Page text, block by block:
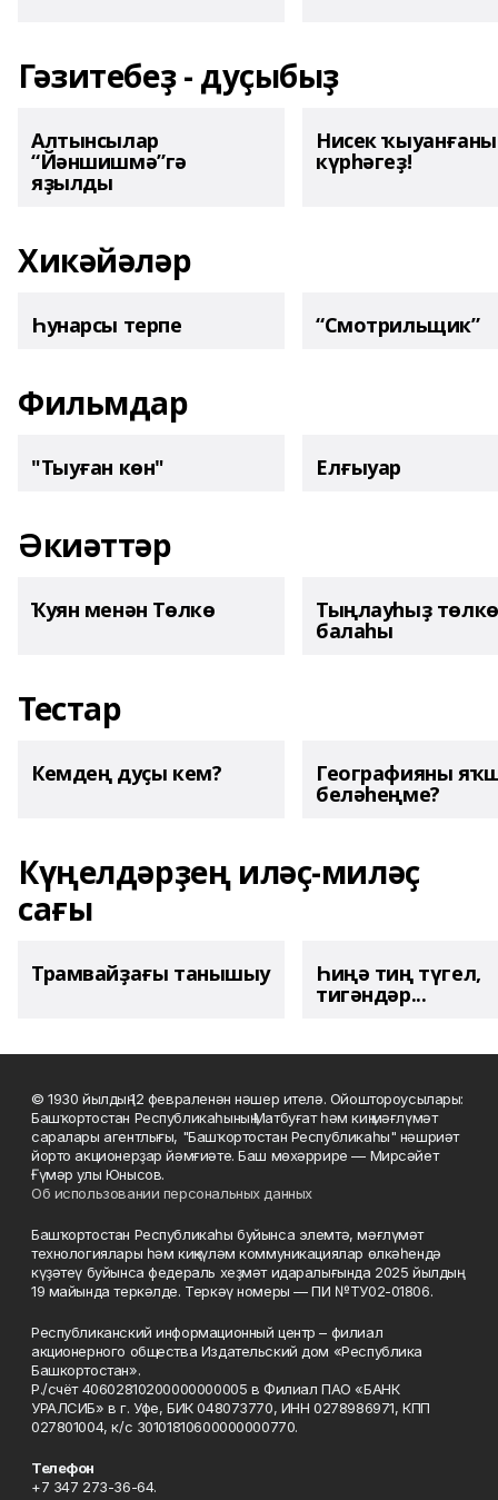
Гәзитебеҙ - дуҫыбыҙ
Алтынсылар
“Йәншишмә”гә
яҙылды
Нисек
күрһәгеҙ!
Хикәйәләр
Һунарсы терпе “Смотрильщик”
Фильмдар
"Тыуған көн" Елғыуар
Әкиәттәр
Ҡуян менән Төлкө Тыңлауһыҙ төлкө
балаһы
Тестар
Кемдең дуҫы кем? Географияны
беләһеңме?
Күңелдәрҙең иләҫ-миләҫ
сағы
Трамвайҙағы танышыу Һиңә тиң түгел,
тигәндәр...
© 1930 йылдың 12 февраленән нәшер ителә. Ойоштороусылары:
Башҡортостан Республикаһының Матбуғат һәм киң мәғлүмәт
саралары агентлығы, "Башҡортостан Республикаһы" нәшриәт
йорто акционерҙар йәмғиәте. Баш мөхәррире — Мирсәйет
Ғүмәр улы Юнысов.
Об использовании персональных данных
Башҡортостан Республикаһы буйынса элемтә, мәғлүмәт
технологиялары һәм киңкүләм коммуникациялар өлкәһендә
күҙәтеү буйынса федераль хеҙмәт идаралығында 2025 йылдың
19 майында теркәлде. Теркәү номеры — ПИ №ТУ02-01806.
Республиканский информационный центр – филиал
акционерного общества Издательский дом «Республика
Башкортостан».
Р./счёт 40602810200000000005 в Филиал ПАО «БАНК
УРАЛСИБ» в г. Уфе, БИК 048073770, ИНН 0278986971, КПП
027801004, к/с 30101810600000000770.
Телефон
+7 347 273-36-64.